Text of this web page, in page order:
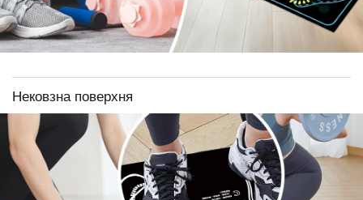
Нековзна поверхня